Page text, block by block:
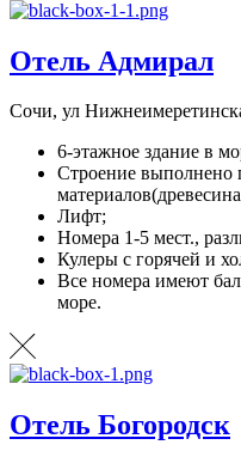
Отель Адмирал
Сочи, ул
6-этажное здание в
Строение выполнено
Лифт;
Номера 1-5 мест.,
Кулеры с горячей и
Все номера имеют
море.
Отель Богородск